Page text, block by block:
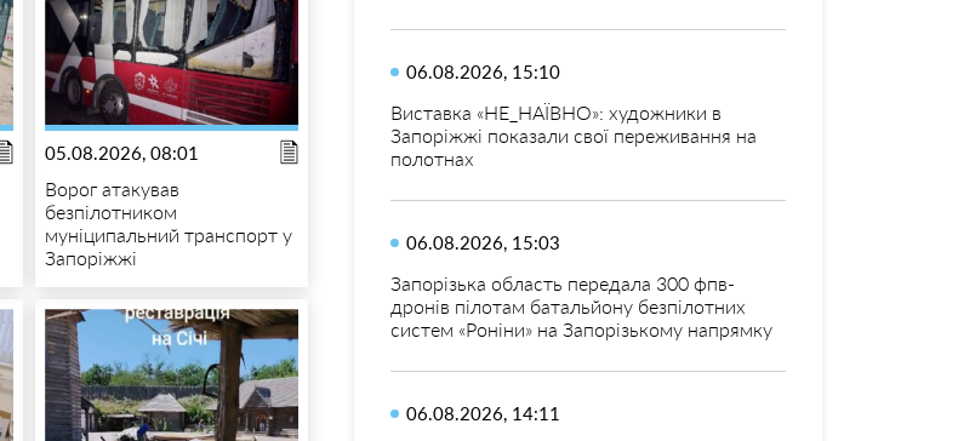
05.08.2026, 08:01
Ворог атакував
безпілотником
муніципальний транспорт у
Запоріжжі
06.08.2026, 15:10
Виставка «НЕ_НАЇВНО»: художники в
Запоріжжі показали свої переживання на
полотнах
06.08.2026, 15:03
Запорізька область передала 300 фпв-
дронів пілотам батальйону безпілотних
систем «Роніни» на Запорізькому напрямку
06.08.2026, 14:11